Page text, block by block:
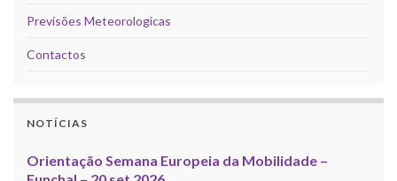
Previsões Meteorologicas
Contactos
NOTÍCIAS
Orientação Semana Europeia da Mobilidade –